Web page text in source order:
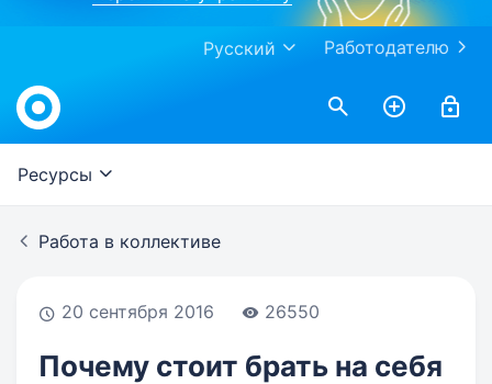
Работодателю
Русский
Work.ua
Ресурсы
Работа в коллективе
20 сентября 2016 26550
Почему стоит брать на себя